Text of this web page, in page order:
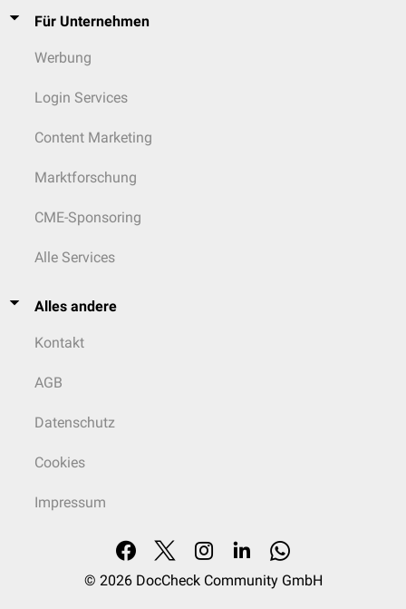
Für Unternehmen
Werbung
Login Services
Content Marketing
Marktforschung
CME-Sponsoring
Alle Services
Alles andere
Kontakt
AGB
Datenschutz
Cookies
Impressum
© 2026 DocCheck Community GmbH